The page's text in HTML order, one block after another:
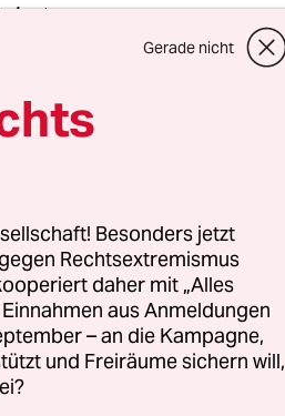
mit
den
Gut
von
Gerade nicht
Besonders jetzt
Rechtsextremismus
daher mit „Alles
aus Anmeldungen
– an die Kampagne,
und Freiräume sichern will,